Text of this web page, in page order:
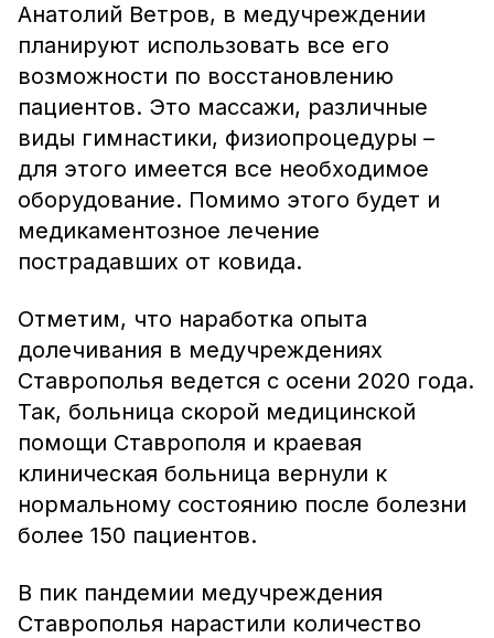
Анатолий Ветров, в медучреждении
планируют использовать все его
возможности по восстановлению
пациентов. Это массажи, различные
виды гимнастики, физиопроцедуры –
для этого имеется все необходимое
оборудование. Помимо этого будет и
медикаментозное лечение
пострадавших от ковида.
Отметим, что наработка опыта
долечивания в медучреждениях
Ставрополья ведется с осени 2020 года.
Так, больница скорой медицинской
помощи Ставрополя и краевая
клиническая больница вернули к
нормальному состоянию после болезни
более 150 пациентов.
В пик пандемии медучреждения
Ставрополья нарастили количество